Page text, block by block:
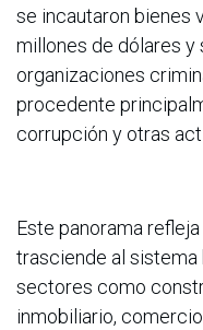
se incautaron bienes
millones de dólares y
organizaciones
procedente
corrupción y otras
Este panorama
trasciende al sistema
sectores como
inmobiliario,